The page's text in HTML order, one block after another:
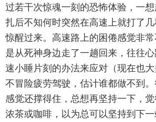
过若干次惊魂一刻的恐怖体验，一
扎后不知何时突然在高速上就打了
惊醒过来。高速路上的困倦感觉非
是从死神身边走了一趟回来，往往
速小睡片刻的办法来应对（现在也
不冒险疲劳驾驶，估计谁都做不到
感觉还撑得住，总想再坚持一下，
浓茶或咖啡，以为总可以坚持到下